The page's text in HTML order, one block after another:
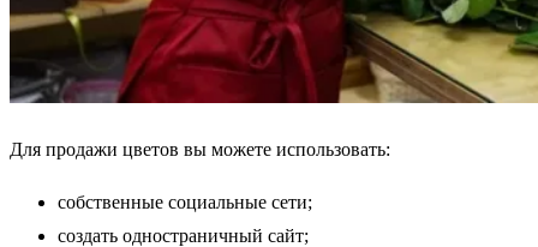
Для продажи цветов вы можете использовать:
собственные социальные сети;
создать одностраничный сайт;